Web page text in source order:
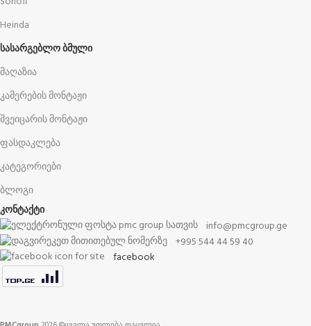
Heinda
ᲡᲐᲡᲐᲠᲒᲔᲑᲚᲝ ᲑᲛᲣᲚᲘ
მაღაზია
კამერების მონტაჟი
შვეიცარის მონტაჟი
ფასდაკლება
კატეგორიები
ბლოგი
კონტაქტი
info@pmcgroup.ge
+995 544 44 59 40
facebook